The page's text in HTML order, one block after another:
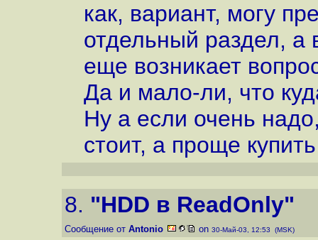
как, вариант, могу
отдельный раздел, а
еще возникает
Да и мало-ли, что
Ну а если очень
стоит, а проще
8. "HDD в ReadOnly"
Сообщение от Antonio on 30-Май-03, 12:53 (MSK)